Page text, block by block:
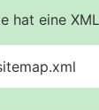
hat eine